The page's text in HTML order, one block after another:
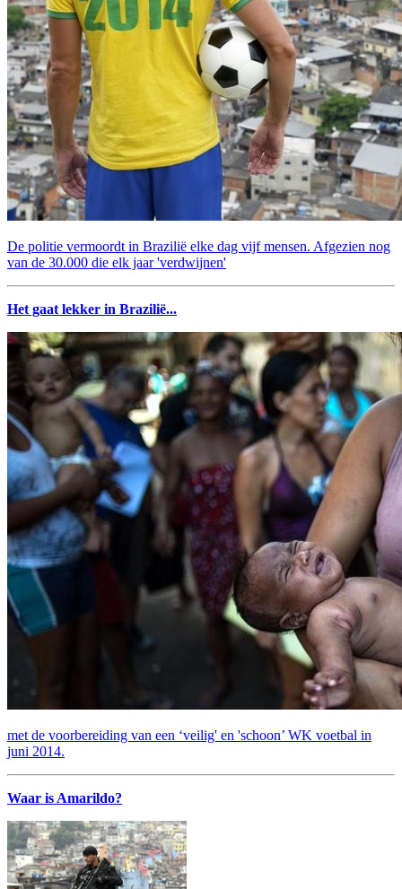
De politie vermoordt in Brazilië elke dag vijf mensen. Afgezien nog
van de 30.000 die elk jaar 'verdwijnen'
Het gaat lekker in Brazilië...
met de voorbereiding van een ‘veilig' en 'schoon’ WK voetbal in
juni 2014.
Waar is Amarildo?